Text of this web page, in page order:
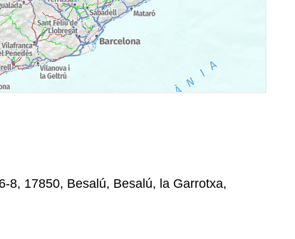
8, 17850, Besalú, Besalú, la Garrotxa,